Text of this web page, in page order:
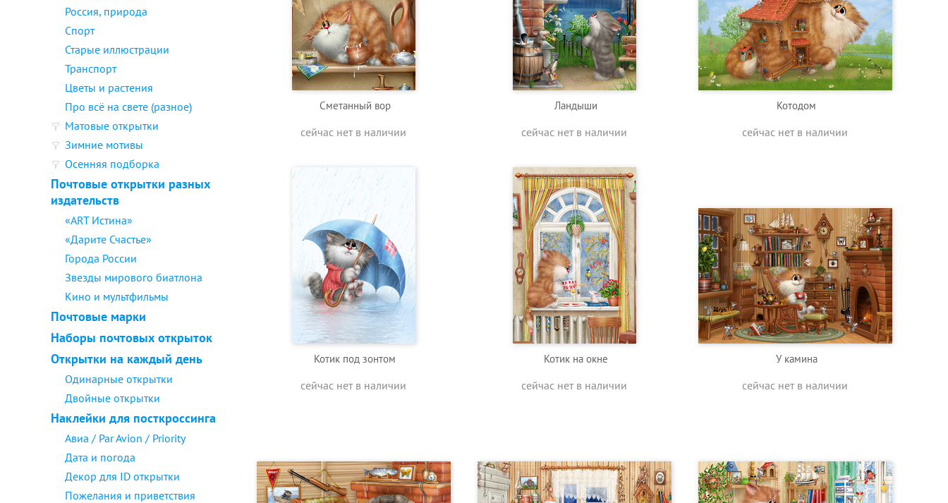
Россия, природа
Спорт
Старые иллюстрации
Транспорт
Цветы и растения
Про всё на свете (разное)
Матовые открытки
Зимние мотивы
Осенняя подборка
Почтовые открытки разных
издательств
«ART Истина»
«Дарите Счастье»
Города России
Звезды мирового биатлона
Кино и мультфильмы
Почтовые марки
Наборы почтовых открыток
Открытки на каждый день
Одинарные открытки
Двойные открытки
Наклейки для посткроссинга
Авиа / Par Avion / Priority
Дата и погода
Декор для ID открытки
Пожелания и приветствия
Сметанный вор
сейчас нет в наличии
Ландыши
сейчас нет в наличии
Котодом
сейчас нет в наличии
Котик под зонтом
сейчас нет в наличии
Котик на окне
сейчас нет в наличии
У камина
сейчас нет в наличии